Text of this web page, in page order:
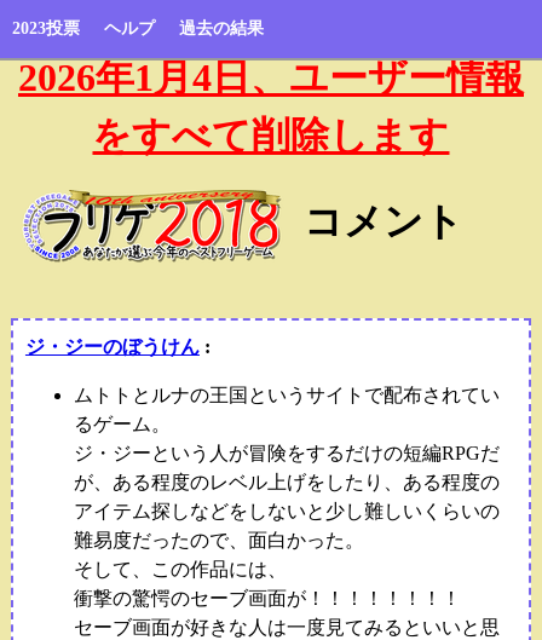
2023投票 ヘルプ 過去の結果
2026年1月4日、ユーザー情報
をすべて削除します
コメント
ジ・ジーのぼうけん:
ムトトとルナの王国というサイトで配布されてい
るゲーム。
ジ・ジーという人が冒険をするだけの短編RPGだ
が、ある程度のレベル上げをしたり、ある程度の
アイテム探しなどをしないと少し難しいくらいの
難易度だったので、面白かった。
そして、この作品には、
衝撃の驚愕のセーブ画面が！！！！！！！！
セーブ画面が好きな人は一度見てみるといいと思